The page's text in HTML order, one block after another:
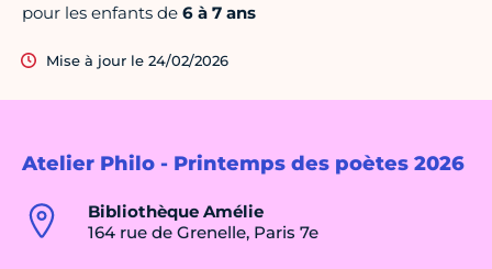
Atelier Philo - Printemps des poètes 2026
Bibliothèque Amélie
164 rue de Grenelle, Paris 7e
pour les enfants de 6 à 7 ans
Mise à jour le 24/02/2026